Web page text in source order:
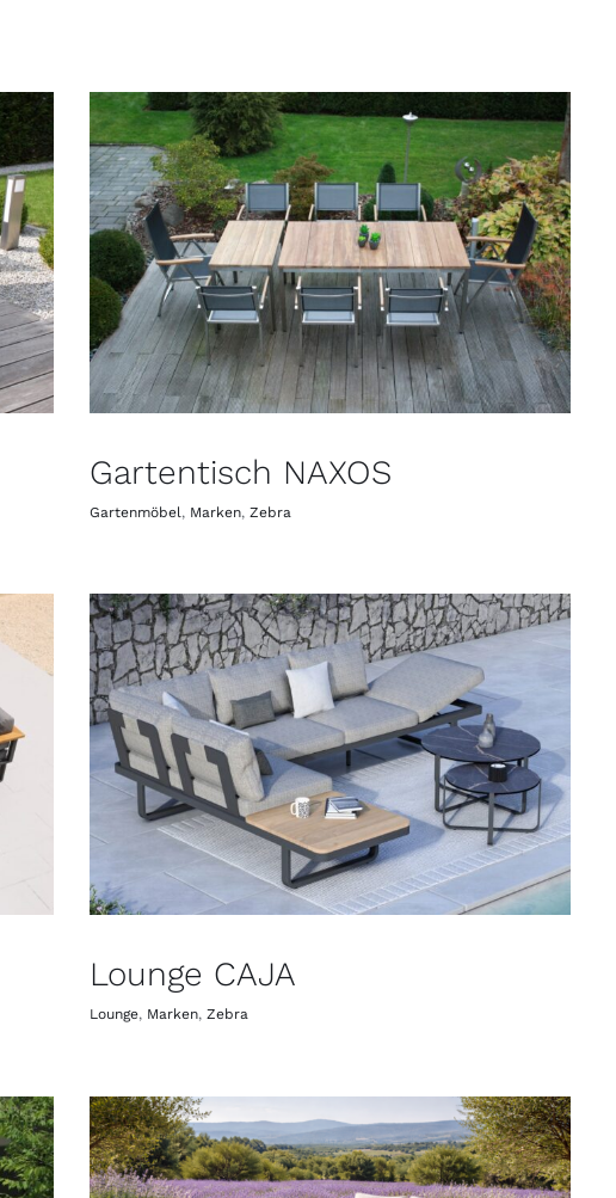
Gartentisch NAXOS
Gartenmöbel , Marken, Zebra
Lounge CAJA
Lounge, Marken, Zebra